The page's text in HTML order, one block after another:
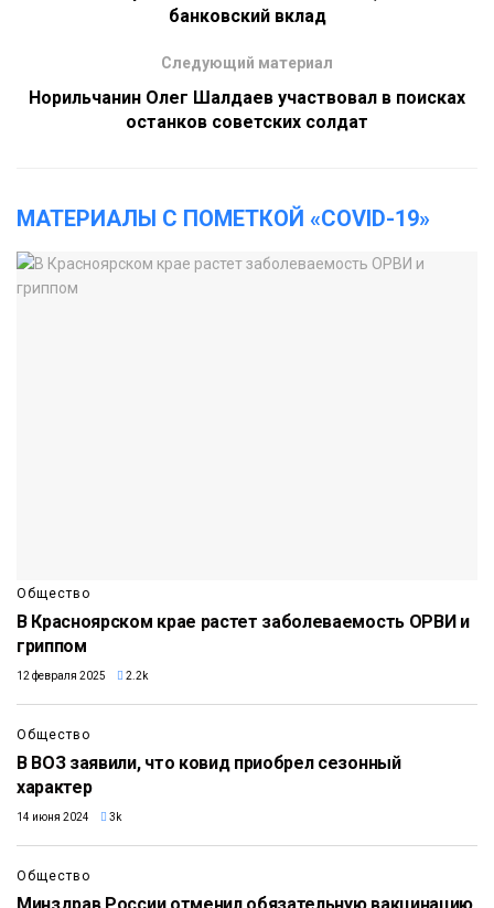
банковский вклад
Следующий материал
Норильчанин Олег Шалдаев участвовал в поисках
останков советских солдат
МАТЕРИАЛЫ С ПОМЕТКОЙ «COVID-19»
Общество
В Красноярском крае растет заболеваемость ОРВИ и
гриппом
12 февраля 2025 2.2k
Общество
В ВОЗ заявили, что ковид приобрел сезонный
характер
14 июня 2024 3k
Общество